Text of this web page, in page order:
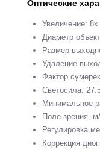
Оптические
Увеличение: 8x
Диаметр
Размер
Удаление
Фактор
Светосила:
Минимальное
Поле зрения,
Регулировка
Коррекция